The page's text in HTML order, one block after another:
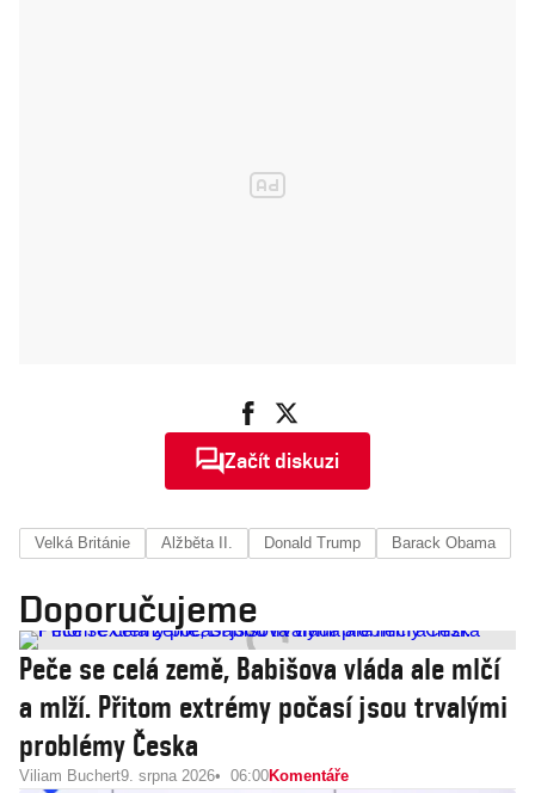
Začít diskuzi
Velká Británie Alžběta II. Donald Trump Barack Obama
Doporučujeme
Peče se celá země, Babišova vláda ale mlčí
a mlží. Přitom extrémy počasí jsou trvalými
problémy Česka
Viliam Buchert9. srpna 2026 06:00Komentáře